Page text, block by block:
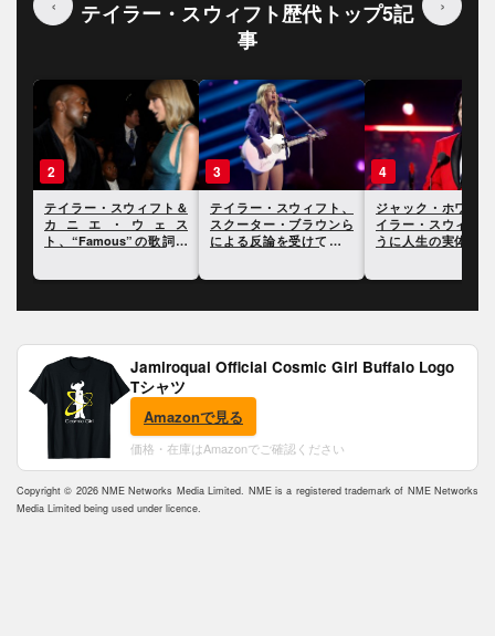
テイラー・スウィフト歴代トップ5記
事
3
テイラー・スウィフト、
スクーター・ブラウンら
による反論を受けてさら
4
ジャック・ホワイト、テ
イラー・スウィフトのよ
うに人生の実体験を歌詞
5
テイラー・スウィ
ドキュメンタリー
ー中に経験した二
Jamiroquai Official Cosmic Girl Buffalo Logo
Tシャツ
Amazonで見る
価格・在庫はAmazonでご確認ください
Copyright © 2026 NME Networks Media Limited. NME is a registered trademark of NME Networks
Media Limited being used under licence.